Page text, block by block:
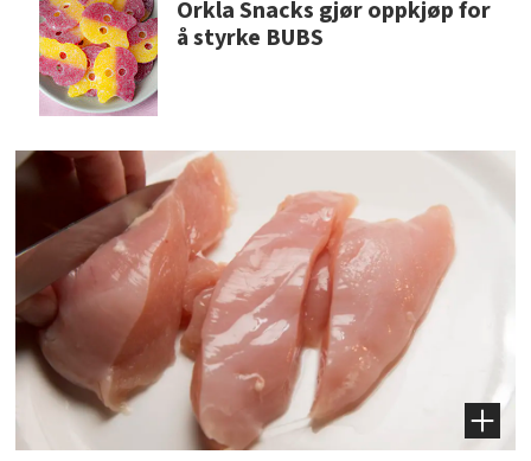
Orkla Snacks gjør oppkjøp for
å styrke BUBS